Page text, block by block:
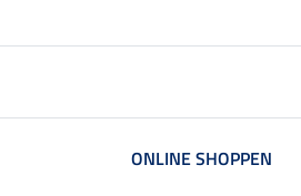
ONLINE SHOPPEN